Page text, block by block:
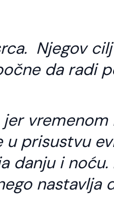
Njegov
da radi
vremenom
prisustvu
danju i noću.
nastavlja